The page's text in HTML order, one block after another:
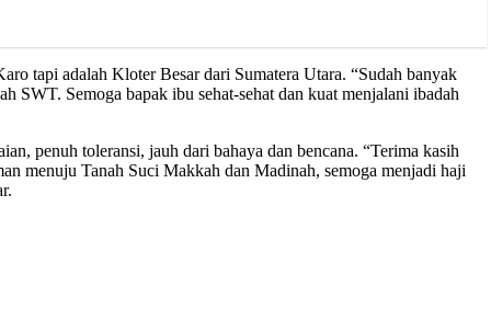
tapi adalah Kloter Besar dari Sumatera Utara. “Sudah banyak
SWT. Semoga bapak ibu sehat-sehat dan kuat menjalani ibadah
penuh toleransi, jauh dari bahaya dan bencana. “Terima kasih
menuju Tanah Suci Makkah dan Madinah, semoga menjadi haji